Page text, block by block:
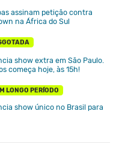
assinam petição contra
na África do Sul
show extra em São Paulo.
começa hoje, às 15h!
LONGO PERÍODO
show único no Brasil para